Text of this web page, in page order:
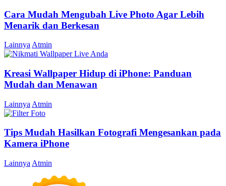
Cara Mudah Mengubah Live Photo Agar Lebih
Menarik dan Berkesan
Lainnya Atmin
Kreasi Wallpaper Hidup di iPhone: Panduan
Mudah dan Menawan
Lainnya Atmin
Tips Mudah Hasilkan Fotografi Mengesankan pada
Kamera iPhone
Lainnya Atmin